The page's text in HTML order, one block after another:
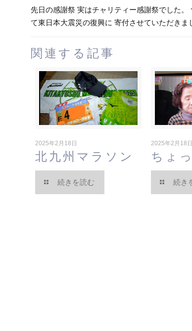
先日の感謝祭 実はチャリティー感謝祭でした
て東日本大震災の復興に 寄付させていただき
関連する記事
2025年2月18日
北九州マラソン
続きを読む
2025年2月18日
ちょ
続き